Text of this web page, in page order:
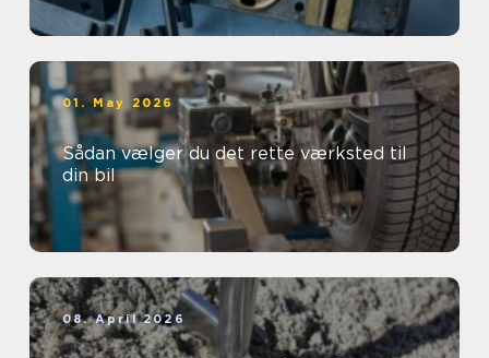
01. May 2026
Sådan vælger du det rette værksted til
din bil
08. April 2026